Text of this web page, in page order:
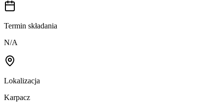
Termin składania
N/A
Lokalizacja
Karpacz